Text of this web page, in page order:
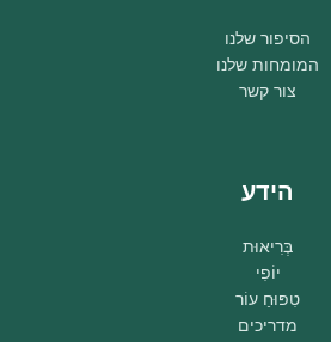
הסיפור שלנו
המומחות שלנו
צור קשר
הידע
בְּרִיאוּת
יוֹפִי
טִפּוּחַ עוֹר
מדריכים